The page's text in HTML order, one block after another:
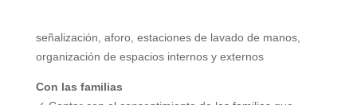
y
señalización, aforo, estaciones de lavado de manos,
organización de espacios internos y externos
Con las familias